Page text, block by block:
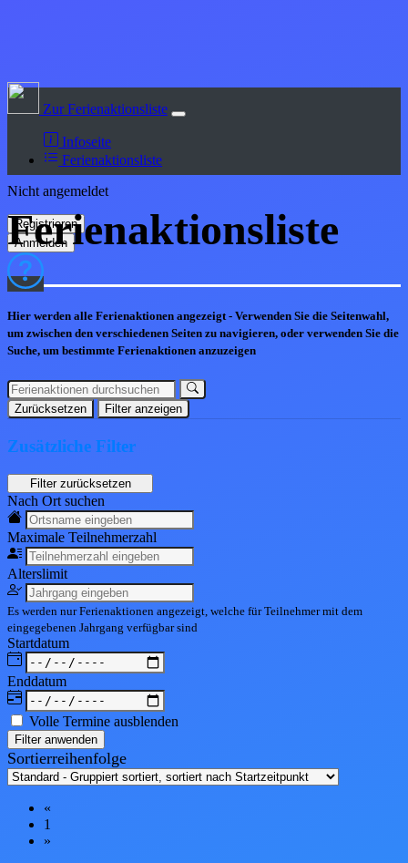
Zur Ferienaktionsliste
Infoseite
Ferienaktionsliste
Nicht angemeldet
Ferienaktionsliste
Hier werden alle Ferienaktionen angezeigt - Verwenden Sie die Seitenwahl,
um zwischen den verschiedenen Seiten zu navigieren, oder verwenden Sie die
Suche, um bestimmte Ferienaktionen anzuzeigen
Zurücksetzen Filter anzeigen
Zusätzliche Filter
Nach Ort suchen
Maximale Teilnehmerzahl
Alterslimit
Es werden nur Ferienaktionen angezeigt, welche für Teilnehmer mit dem
eingegebenen Jahrgang verfügbar sind
Startdatum
Enddatum
Volle Termine ausblenden
Filter anwenden
Sortierreihenfolge
«
1
»